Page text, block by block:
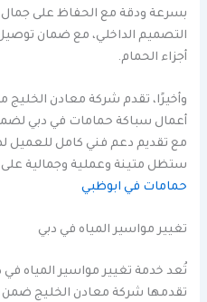
بسرعة ودقة مع الحفاظ على جمال
التصميم الداخلي، مع ضمان توصيل
أجزاء الحمام.
وأخيرًا، تقدم شركة معادن
أعمال سباكة حمامات في دبي
مع تقديم دعم فني كامل للعميل
ستظل متينة وعملية وجمالية على
حمامات في ابوظبي
تغيير مواسير المياه في دبي
تُعد خدمة تغيير مواسير المياه
تقدمها شركة معادن الخليج ضمن